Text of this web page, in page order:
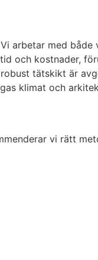
arbetar med
och kostnader,
tätskikt är
klimat och
vi rätt